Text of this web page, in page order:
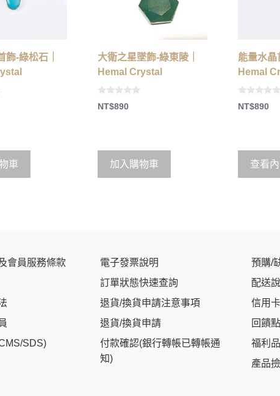
飾-綠松石｜
車
大衛之星墜飾-綠東陵｜
Hemal Crystal
0
o
5
NT$890
加入購物車
能量水晶
Hemal
0
o
5
NT$890
查看
會員服務條款
SDS)
電子發票說明
訂單狀態快速查詢
退貨/換貨申請注意事項
退貨/換貨申請
付款確認(銀行轉帳已轉帳通
知)
預購/
配送
信用
回饋
福利
產品